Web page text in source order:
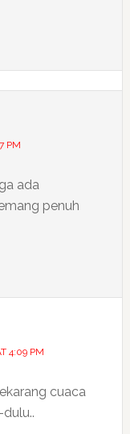
PM
ada
penuh
4:09 PM
cuaca